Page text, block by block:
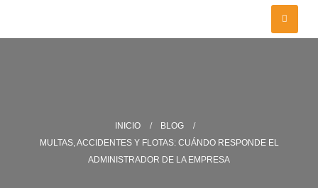
INICIO
BLOG
MULTAS, ACCIDENTES Y FLOTAS: CUÁNDO RESPONDE EL
ADMINISTRADOR DE LA EMPRESA